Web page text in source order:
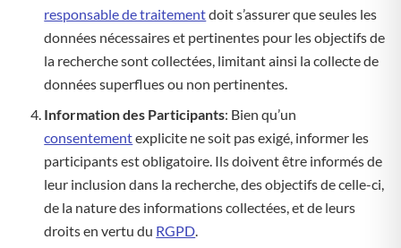
responsable de traitementdoit s’assurer que seules les
données nécessaires et pertinentes pour les objectifs de
la recherche sont collectées, limitant ainsi la collecte de
données superflues ou non pertinentes.
Information des Participants: Bien qu’un
consentementexplicite ne soit pas exigé, informer les
participants est obligatoire. Ils doivent être informés de
leur inclusion dans la recherche, des objectifs de celle-ci,
de la nature des informations collectées, et de leurs
droits en vertu du RGPD